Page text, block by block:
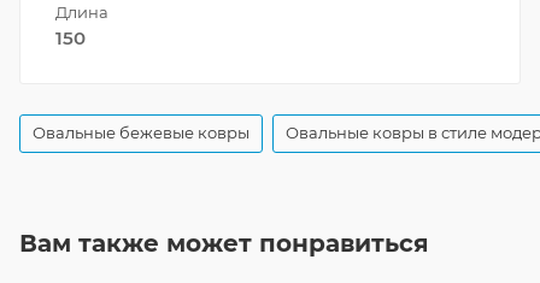
Длина
150
Овальные бежевые ковры Овальные ковры в стиле
Вам также может понравиться